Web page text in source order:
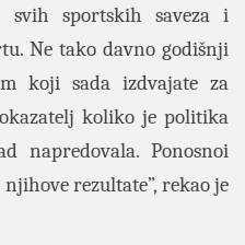
svih sportskih saveza i
Ne tako davno godišnji
koji sada izdvajate za
koliko je politika
napredovala. Ponosnoi
rezultate”, rekao je